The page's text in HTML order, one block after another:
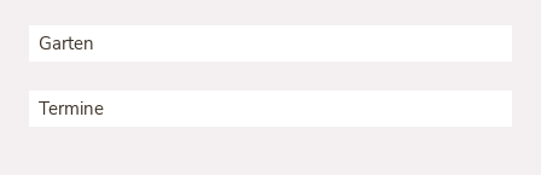
Garten
Termine